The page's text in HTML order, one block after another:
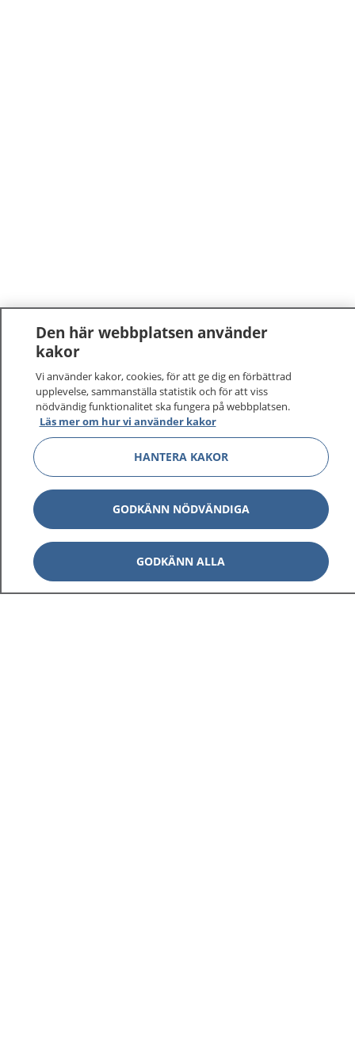
Den här webbplatsen använder
kakor
Vi använder kakor, cookies, för att ge dig en förbättrad
upplevelse, sammanställa statistik och för att viss
nödvändig funktionalitet ska fungera på webbplatsen.
Läs mer om hur vi använder kakor
HANTERA KAKOR
GODKÄNN NÖDVÄNDIGA
GODKÄNN ALLA